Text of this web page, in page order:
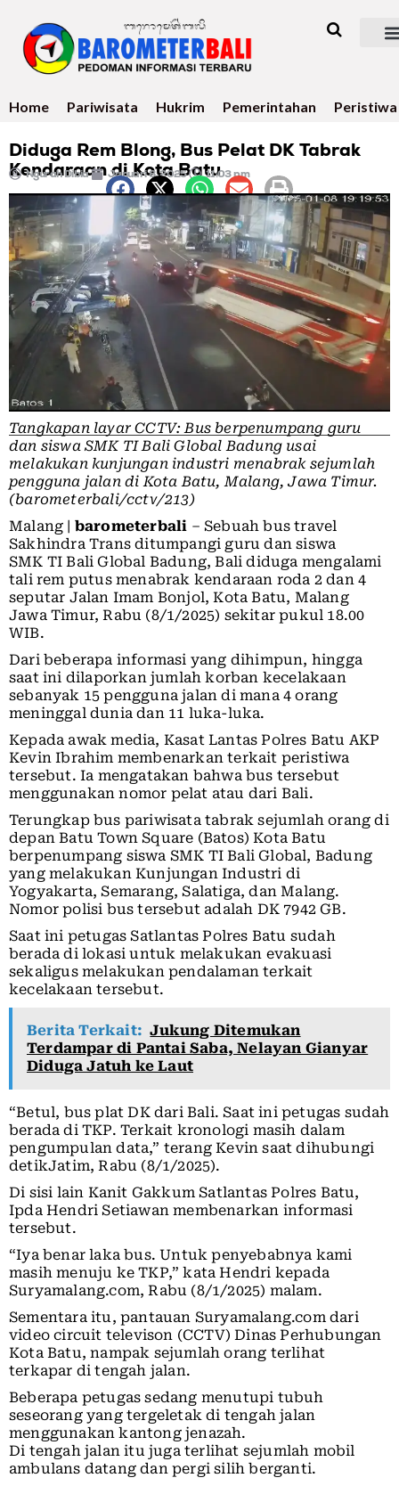
Home Pariwisata Hukrim Pemerintahan Peristiwa
Diduga Rem Blong, Bus Pelat DK Tabrak
Kendaraan di Kota Batu
Ngurah Dibia Januari 8, 2025 11:03 pm
Tangkapan layar CCTV: Bus berpenumpang guru
dan siswa SMK TI Bali Global Badung usai
melakukan kunjungan industri menabrak sejumlah
pengguna jalan di Kota Batu, Malang, Jawa Timur.
(barometerbali/cctv/213)
Malang | barometerbali – Sebuah bus travel
Sakhindra Trans ditumpangi guru dan siswa
SMK TI Bali Global Badung, Bali diduga mengalami
tali rem putus menabrak kendaraan roda 2 dan 4
seputar Jalan Imam Bonjol, Kota Batu, Malang
Jawa Timur, Rabu (8/1/2025) sekitar pukul 18.00
WIB.
Dari beberapa informasi yang dihimpun, hingga
saat ini dilaporkan jumlah korban kecelakaan
sebanyak 15 pengguna jalan di mana 4 orang
meninggal dunia dan 11 luka-luka.
Kepada awak media, Kasat Lantas Polres Batu AKP
Kevin Ibrahim membenarkan terkait peristiwa
tersebut. Ia mengatakan bahwa bus tersebut
menggunakan nomor pelat atau dari Bali.
Terungkap bus pariwisata tabrak sejumlah orang di
depan Batu Town Square (Batos) Kota Batu
berpenumpang siswa SMK TI Bali Global, Badung
yang melakukan Kunjungan Industri di
Yogyakarta, Semarang, Salatiga, dan Malang.
Nomor polisi bus tersebut adalah DK 7942 GB.
Saat ini petugas Satlantas Polres Batu sudah
berada di lokasi untuk melakukan evakuasi
sekaligus melakukan pendalaman terkait
kecelakaan tersebut.
Berita Terkait: Jukung Ditemukan
Terdampar di Pantai Saba, Nelayan Gianyar
Diduga Jatuh ke Laut
“Betul, bus plat DK dari Bali. Saat ini petugas sudah
berada di TKP. Terkait kronologi masih dalam
pengumpulan data,” terang Kevin saat dihubungi
detikJatim, Rabu (8/1/2025).
Di sisi lain Kanit Gakkum Satlantas Polres Batu,
Ipda Hendri Setiawan membenarkan informasi
tersebut.
“Iya benar laka bus. Untuk penyebabnya kami
masih menuju ke TKP,” kata Hendri kepada
Suryamalang.com, Rabu (8/1/2025) malam.
Sementara itu, pantauan Suryamalang.com dari
video circuit televison (CCTV) Dinas Perhubungan
Kota Batu, nampak sejumlah orang terlihat
terkapar di tengah jalan.
Beberapa petugas sedang menutupi tubuh
seseorang yang tergeletak di tengah jalan
menggunakan kantong jenazah.
Di tengah jalan itu juga terlihat sejumlah mobil
ambulans datang dan pergi silih berganti.